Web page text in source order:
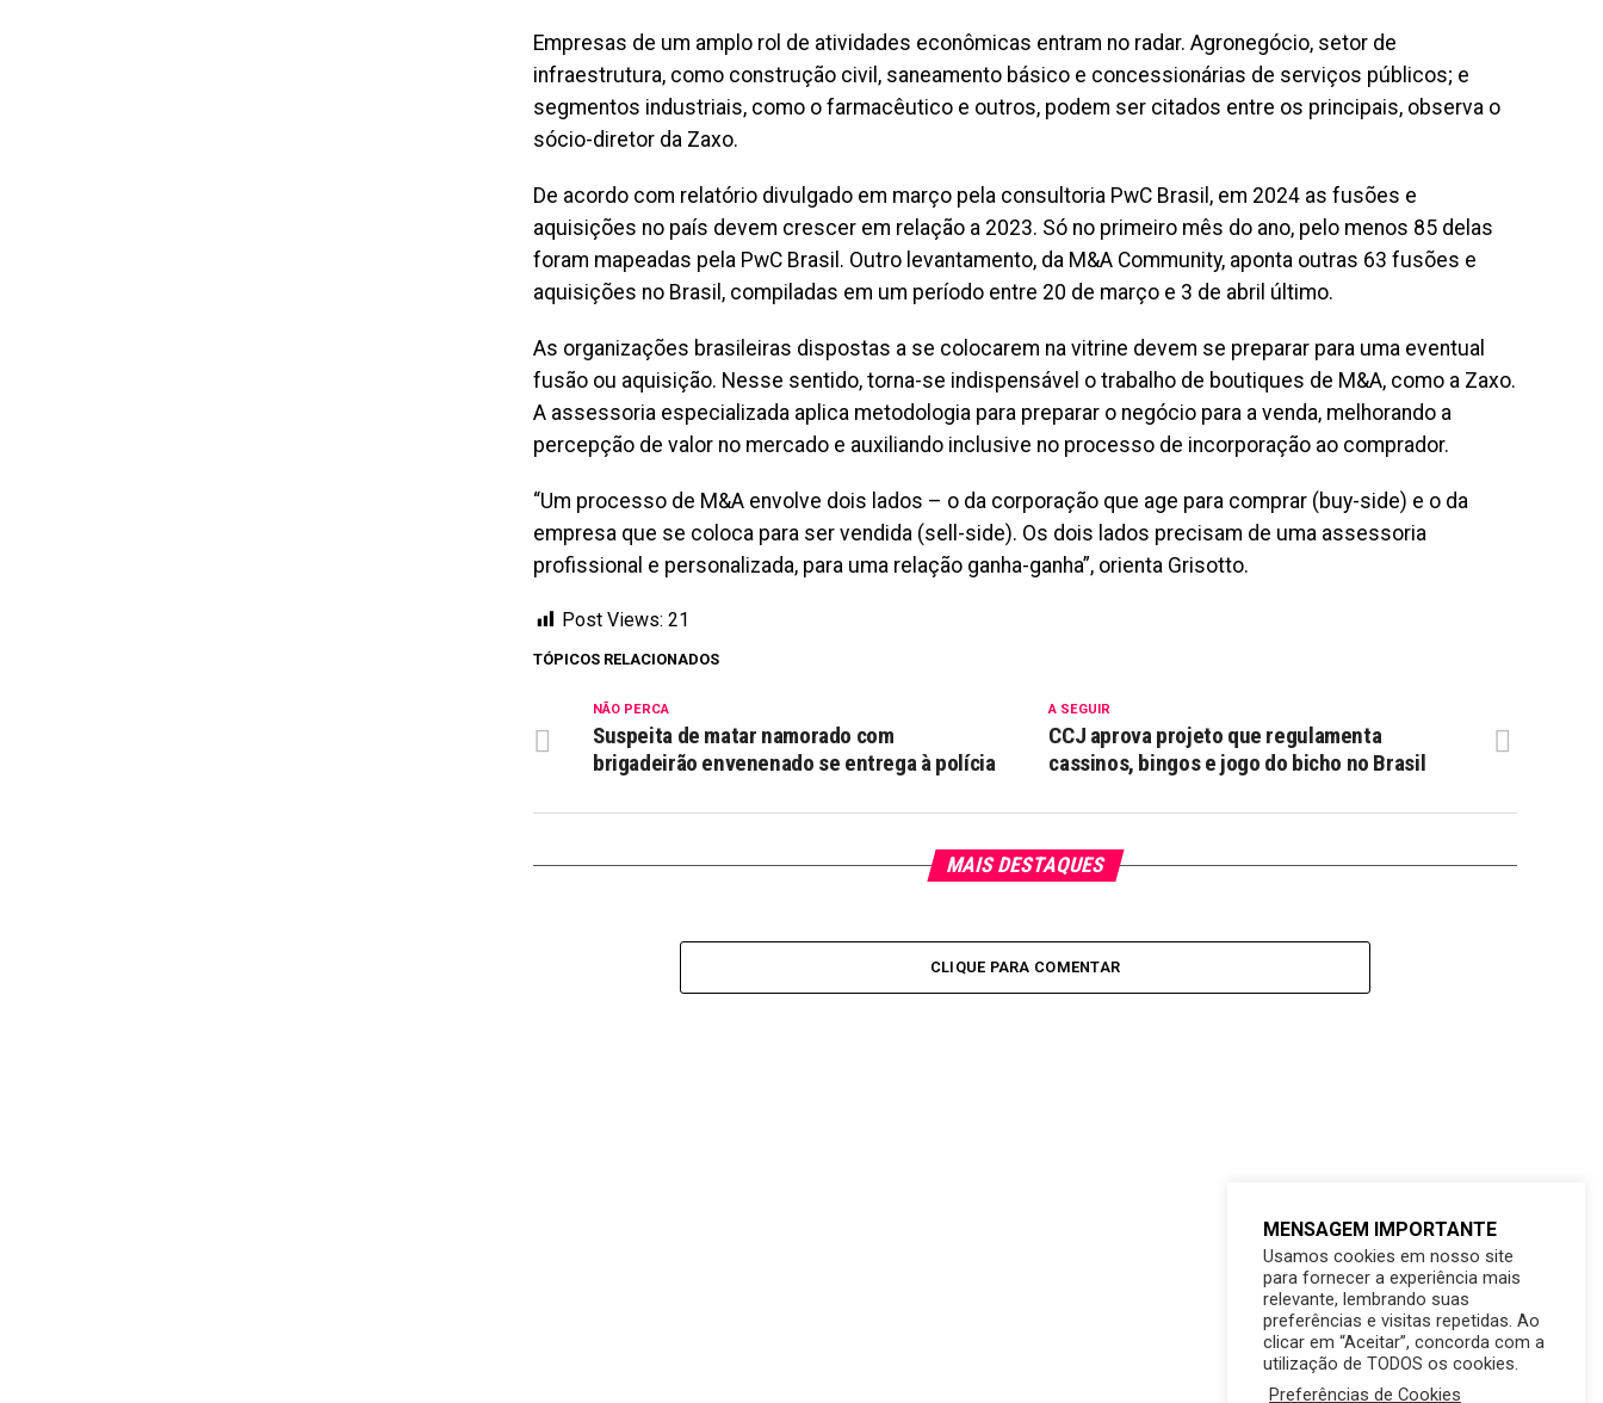
Empresas de um amplo rol de atividades econômicas entram no radar. Agronegócio, setor de
infraestrutura, como construção civil, saneamento básico e concessionárias de serviços públicos; e
segmentos industriais, como o farmacêutico e outros, podem ser citados entre os principais, observa o
sócio-diretor da Zaxo.
De acordo com relatório divulgado em março pela consultoria PwC Brasil, em 2024 as fusões e
aquisições no país devem crescer em relação a 2023. Só no primeiro mês do ano, pelo menos 85 delas
foram mapeadas pela PwC Brasil. Outro levantamento, da M&A Community, aponta outras 63 fusões e
aquisições no Brasil, compiladas em um período entre 20 de março e 3 de abril último.
As organizações brasileiras dispostas a se colocarem na vitrine devem se preparar para uma eventual
fusão ou aquisição. Nesse sentido, torna-se indispensável o trabalho de boutiques de M&A, como a Zaxo.
A assessoria especializada aplica metodologia para preparar o negócio para a venda, melhorando a
percepção de valor no mercado e auxiliando inclusive no processo de incorporação ao comprador.
“Um processo de M&A envolve dois lados – o da corporação que age para comprar (buy-side) e o da
empresa que se coloca para ser vendida (sell-side). Os dois lados precisam de uma assessoria
profissional e personalizada, para uma relação ganha-ganha”, orienta Grisotto.
Post Views: 21
TÓPICOS RELACIONADOS
A SEGUIR
CCJ aprova projeto que regulamenta
cassinos, bingos e jogo do bicho no Brasil
NÃO PERCA
Suspeita de matar namorado com
brigadeirão envenenado se entrega à polícia
MAIS DESTAQUES
CLIQUE PARA COMENTAR
MENSAGEM IMPORTANTE
Usamos cookies em nosso site
para fornecer a experiência mais
relevante, lembrando suas
preferências e visitas repetidas. Ao
clicar em “Aceitar”, concorda com a
utilização de TODOS os cookies.
Preferências de Cookies